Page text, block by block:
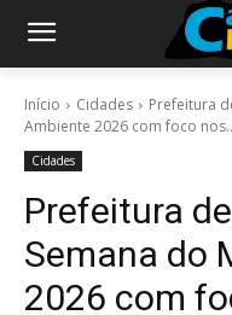
Início Cidades
Prefeitura
Ambiente 2026 com foco
Cidades
Prefeitura
Semana do
2026 com